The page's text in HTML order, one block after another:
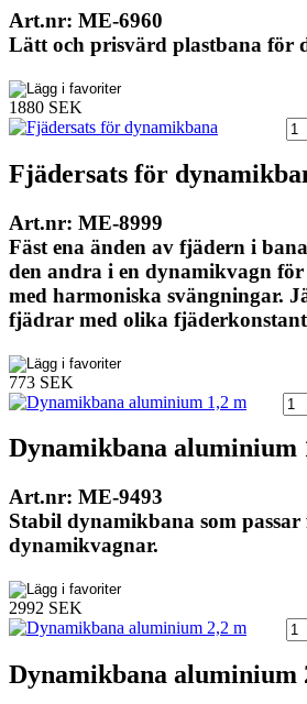
Art.nr: ME-6960
Lätt och prisvärd plastbana för
1880 SEK
Fjädersats för
Art.nr: ME-8999
Fäst ena änden av fjädern i
den andra i en dynamikvagn
med harmoniska svängningar.
fjädrar med olika
773 SEK
Dynamikbana aluminium
Art.nr: ME-9493
Stabil dynamikbana som passar
dynamikvagnar.
2992 SEK
Dynamikbana aluminium